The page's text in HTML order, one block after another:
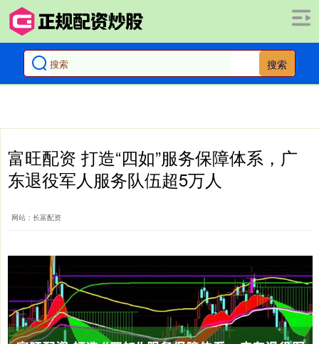
搜索
富旺配资 打造“四如”服务保障体系，广
东退役军人服务队伍超5万人
网站：长富配资